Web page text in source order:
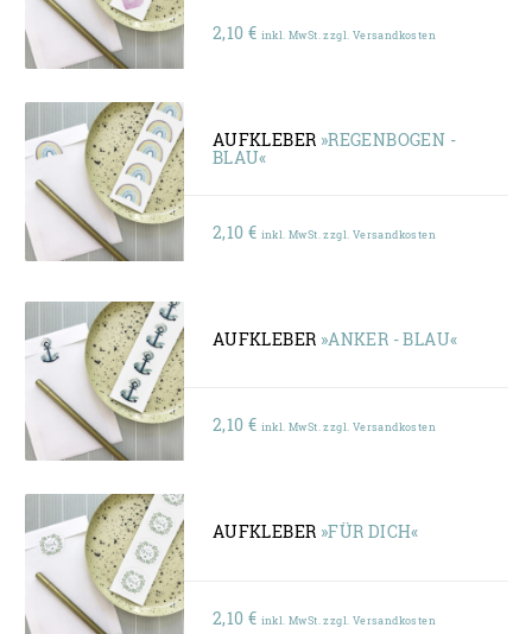
2,10 € inkl. MwSt. zzgl. Versandkosten
AUFKLEBER »REGENBOGEN -
BLAU«
2,10 € inkl. MwSt. zzgl. Versandkosten
AUFKLEBER »ANKER - BLAU«
2,10 € inkl. MwSt. zzgl. Versandkosten
AUFKLEBER »FÜR DICH«
2,10 € inkl. MwSt. zzgl. Versandkosten